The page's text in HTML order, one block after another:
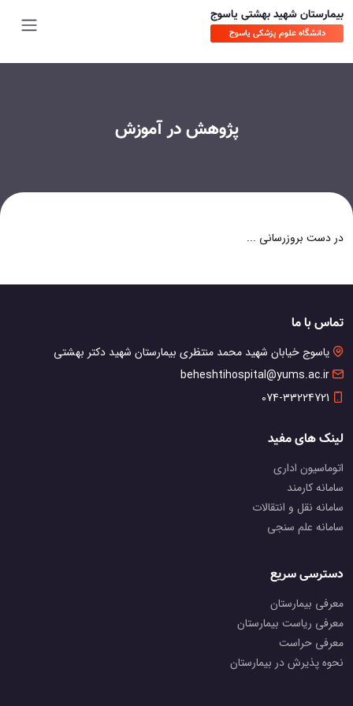
بیمارستان شهید بهشتی یاسوج
دانشگاه علوم پزشکی یاسوج
پژوهش در آموزش
در دست بروزرسانی ...
تماس با ما
یاسوج خیابان شهید محمد منتظری بیمارستان شهید دکتر بهشتی
beheshtihospital@yums.ac.ir
074-33224721
لینک های مفید
اتوماسیون اداری
سامانه کارمند
سامانه نقل و انتقالات
سامانه علم سنجی
دسترسی سریع
معرفی بیمارستان
معرفی ریاست بیمارستان
معرفی حراست
نحوه پذیرش در بیمارستان